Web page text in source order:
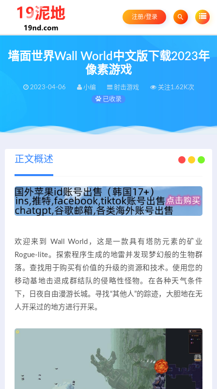
注册/登录
墙面世界Wall World中文版下载2023年
像素游戏
2023-04-06 小编 射击游戏
关注1.62K次
已收录
正文概述
欢迎来到 Wall World，这是一款具有塔防元素的矿业
Rogue-lite。探索程序生成的地雷并发现梦幻般的生物群
落。查找用于购买有价值的升级的资源和技术。使用您的
移动基地击退成群结队的侵略性怪物。在各种天气条件
下，日夜自由漫游长城。寻找“其他人”的踪迹，大胆地在无
人开采过的地方进行开采。